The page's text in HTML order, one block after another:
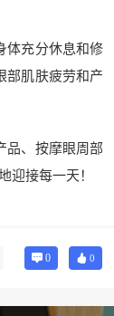
体充分休息和修
部肌肤疲劳和产
品、按摩眼周部
迎接每一天！
0 0